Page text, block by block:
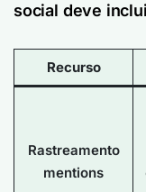
social deve
Recurso
Rastreamento
mentions